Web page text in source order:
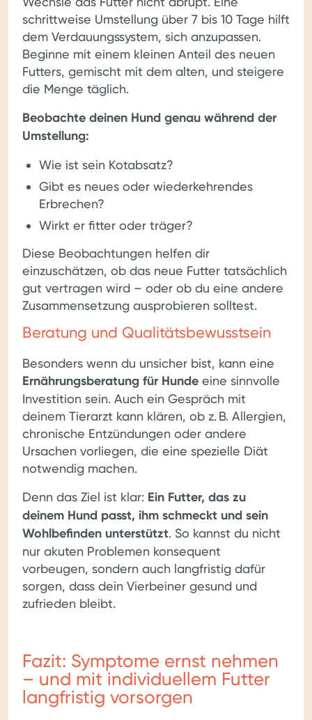
schrittweise Umstellung über 7 bis 10 Tage hilft
dem Verdauungssystem, sich anzupassen.
Beginne mit einem kleinen Anteil des neuen
Futters, gemischt mit dem alten, und steigere
die Menge täglich.
Beobachte deinen Hund genau während der
Umstellung:
Wie ist sein Kotabsatz?
Gibt es neues oder wiederkehrendes
Erbrechen?
Wirkt er fitter oder träger?
Diese Beobachtungen helfen dir
einzuschätzen, ob das neue Futter tatsächlich
gut vertragen wird – oder ob du eine andere
Zusammensetzung ausprobieren solltest.
Beratung und Qualitätsbewusstsein
Besonders wenn du unsicher bist, kann eine
Ernährungsberatung für Hunde eine sinnvolle
Investition sein. Auch ein Gespräch mit
deinem Tierarzt kann klären, ob z. B. Allergien,
chronische Entzündungen oder andere
Ursachen vorliegen, die eine spezielle Diät
notwendig machen.
Denn das Ziel ist klar: Ein Futter, das zu
deinem Hund passt, ihm schmeckt und sein
Wohlbefinden unterstützt. So kannst du nicht
nur akuten Problemen konsequent
vorbeugen, sondern auch langfristig dafür
sorgen, dass dein Vierbeiner gesund und
zufrieden bleibt.
Fazit: Symptome ernst nehmen
– und mit individuellem Futter
langfristig vorsorgen